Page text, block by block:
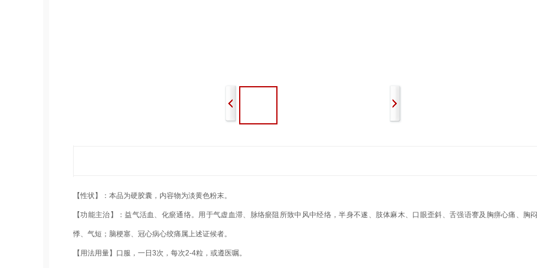
【性状】：本品为硬胶囊，内容物为淡黄色粉末。
【功能主治】：益气活血、化瘀通络。用于气虚血滞、脉络瘀阻所致中风中经络，半身不遂、肢体麻木、口眼歪斜、舌强语謇及胸痹心痛、胸
悸、气短；脑梗塞、冠心病心绞痛属上述证候者。
【用法用量】口服，一日3次，每次2-4粒，或遵医嘱。